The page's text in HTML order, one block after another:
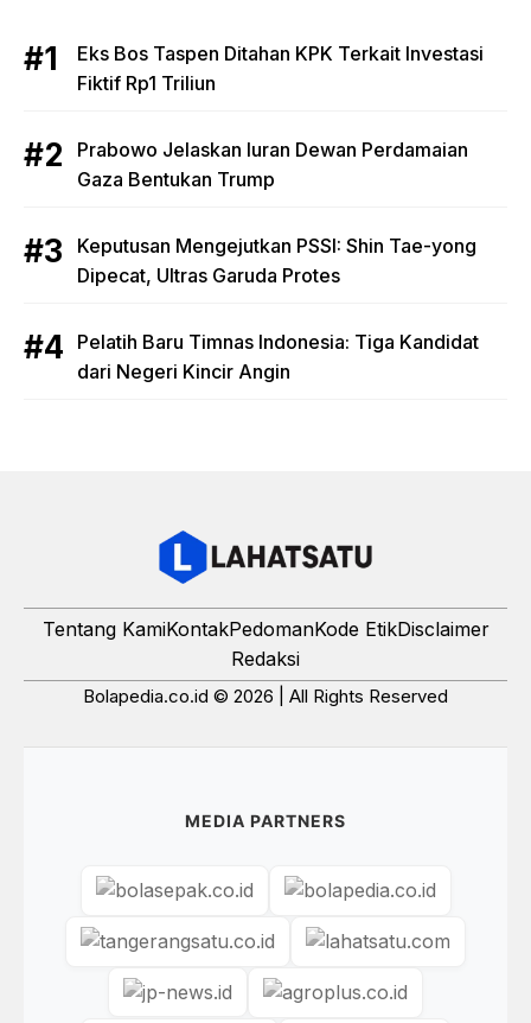
Eks Bos Taspen Ditahan KPK Terkait Investasi
Fiktif Rp1 Triliun
Prabowo Jelaskan Iuran Dewan Perdamaian
Gaza Bentukan Trump
Keputusan Mengejutkan PSSI: Shin Tae-yong
Dipecat, Ultras Garuda Protes
Pelatih Baru Timnas Indonesia: Tiga Kandidat
dari Negeri Kincir Angin
Tentang KamiKontakPedomanKode EtikDisclaimer
Redaksi
Bolapedia.co.id © 2026 | All Rights Reserved
MEDIA PARTNERS